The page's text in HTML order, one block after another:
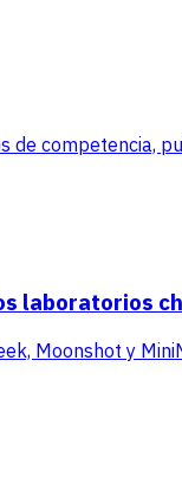
competencia,
laboratorios
Moonshot y